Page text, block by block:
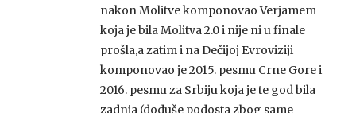
nakon Molitve komponovao Verjamem
koja je bila Molitva 2.0 i nije ni u finale
prošla,a zatim i na Dečijoj Evroviziji
komponovao je 2015. pesmu Crne Gore i
2016. pesmu za Srbiju koja je te god bila
zadnja (doduše podosta zbog same